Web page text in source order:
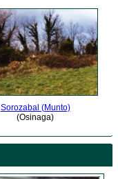
Sorozabal (Munto)
(Osinaga)